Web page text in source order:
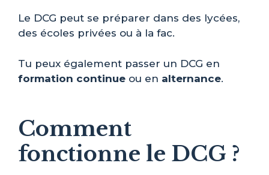
Le DCG peut se préparer dans des lycées,
des écoles privées ou à la fac.
Tu peux également passer un DCG en
formation continue ou en alternance.
Comment
fonctionne le DCG ?